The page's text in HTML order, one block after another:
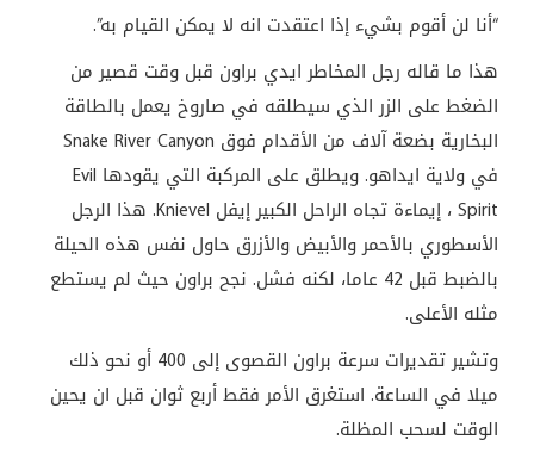
“أنا لن أقوم بشيء إذا اعتقدت انه لا يمكن القيام به”.
هذا ما قاله رجل المخاطر ايدي براون قبل وقت قصير من
الضغط على الزر الذي سيطلقه في صاروخ يعمل بالطاقة
البخارية بضعة آلاف من الأقدام فوق Snake River Canyon
في ولاية ايداهو. ويطلق على المركبة التي يقودها Evil
Spirit ، إيماءة تجاه الراحل الكبير إيفل Knievel. هذا الرجل
الأسطوري بالأحمر والأبيض والأزرق حاول نفس هذه الحيلة
بالضبط قبل 42 عاما، لكنه فشل. نجح براون حيث لم يستطع
مثله الأعلى.
وتشير تقديرات سرعة براون القصوى إلى 400 أو نحو ذلك
ميلا في الساعة. استغرق الأمر فقط أربع ثوان قبل ان يحين
الوقت لسحب المظلة.